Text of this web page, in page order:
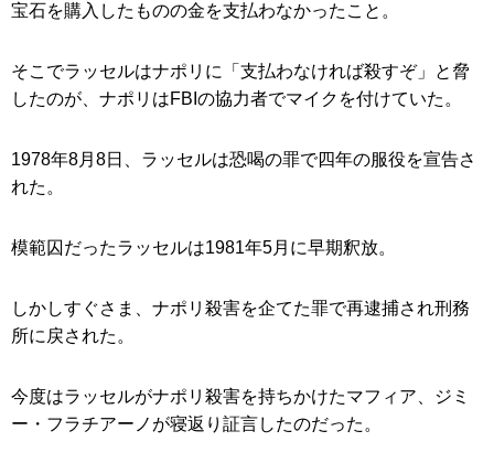
宝石を購入したものの金を支払わなかったこと。
そこでラッセルはナポリに「支払わなければ殺すぞ」と脅
したのが、ナポリはFBIの協力者でマイクを付けていた。
1978年8月8日、ラッセルは恐喝の罪で四年の服役を宣告さ
れた。
模範囚だったラッセルは1981年5月に早期釈放。
しかしすぐさま、ナポリ殺害を企てた罪で再逮捕され刑務
所に戻された。
今度はラッセルがナポリ殺害を持ちかけたマフィア、ジミ
ー・フラチアーノが寝返り証言したのだった。